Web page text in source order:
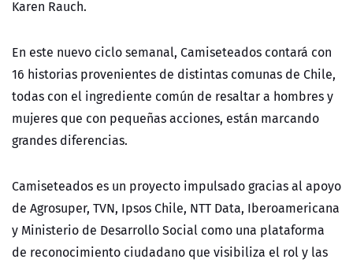
Karen Rauch.
En este nuevo ciclo semanal, Camiseteados contará con
16 historias provenientes de distintas comunas de Chile,
todas con el ingrediente común de resaltar a hombres y
mujeres que con pequeñas acciones, están marcando
grandes diferencias.
Camiseteados es un proyecto impulsado gracias al apoyo
de Agrosuper, TVN, Ipsos Chile, NTT Data, Iberoamericana
y Ministerio de Desarrollo Social como una plataforma
de reconocimiento ciudadano que visibiliza el rol y las